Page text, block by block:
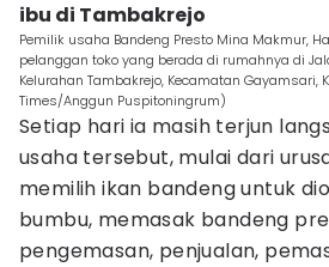
ibu di Tambakrejo
Pemilik usaha Bandeng Presto Mina Makmur,
pelanggan toko yang berada di rumahnya di
Kelurahan Tambakrejo, Kecamatan Gayamsari,
Times/Anggun Puspitoningrum)
Setiap hari ia masih terjun
usaha tersebut, mulai dari
memilih ikan bandeng untuk
bumbu, memasak bandeng
pengemasan, penjualan,